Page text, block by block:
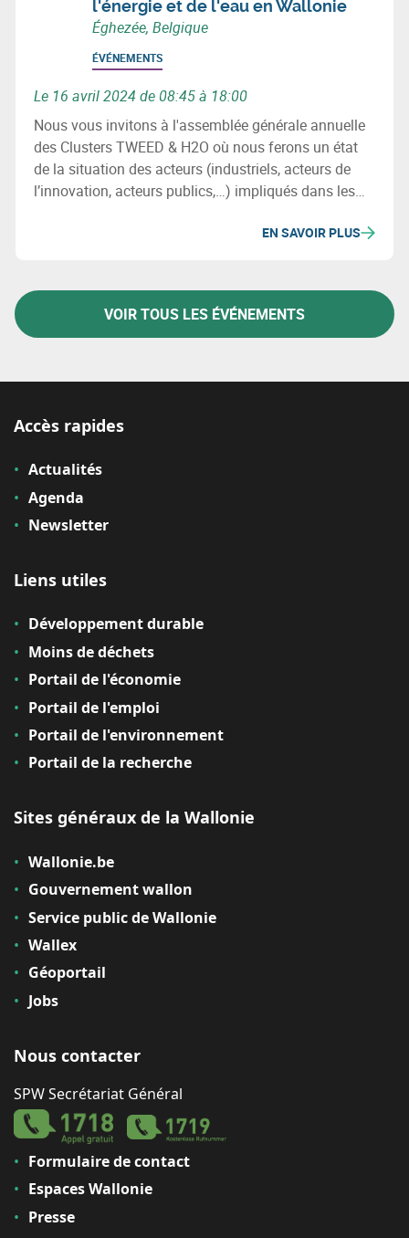
l'énergie et de l'eau en Wallonie
Éghezée, Belgique
ÉVÉNEMENTS
Le 16 avril 2024 de 08:45 à 18:00
Nous vous invitons à l'assemblée générale annuelle
des Clusters TWEED & H2O où nous ferons un état
de la situation des acteurs (industriels, acteurs de
l’innovation, acteurs publics,…) impliqués dans les
projets (investissement & innovation) majeurs de ces
EN SAVOIR PLUS
VOIR TOUS LES ÉVÉNEMENTS
Accès rapides
Actualités
Agenda
Newsletter
Liens utiles
Développement durable
Moins de déchets
Portail de l'économie
Portail de l'emploi
Portail de l'environnement
Portail de la recherche
Sites généraux de la Wallonie
Wallonie.be
Gouvernement wallon
Service public de Wallonie
Wallex
Géoportail
Jobs
Nous contacter
SPW Secrétariat Général
Formulaire de contact
Espaces Wallonie
Presse